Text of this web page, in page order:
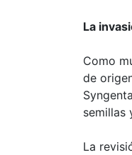
La
Como
de
semillas
La